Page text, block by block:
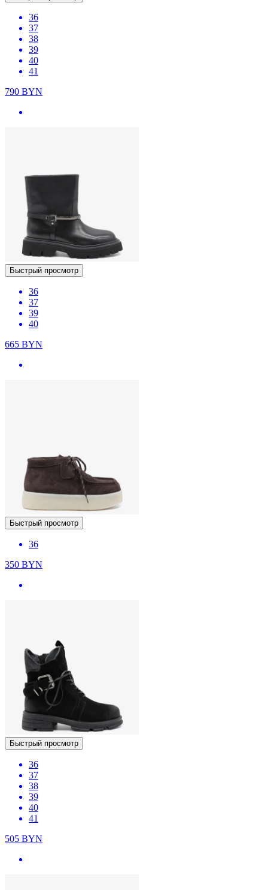
36
37
38
39
40
41
790 BYN
Быстрый просмотр
36
37
39
40
665 BYN
Быстрый просмотр
36
350 BYN
Быстрый просмотр
36
37
38
39
40
41
505 BYN